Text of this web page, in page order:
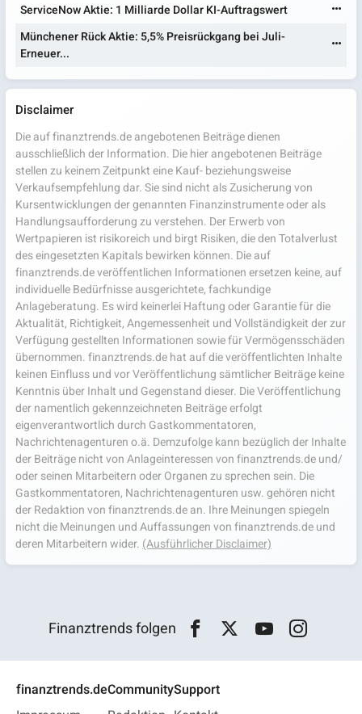
ServiceNow Aktie: 1 Milliarde Dollar KI-Auftragswert
Münchener Rück Aktie: 5,5% Preisrückgang bei Juli-
Erneuer...
Disclaimer
Die auf finanztrends.de angebotenen Beiträge dienen
ausschließlich der Information. Die hier angebotenen Beiträge
stellen zu keinem Zeitpunkt eine Kauf- beziehungsweise
Verkaufsempfehlung dar. Sie sind nicht als Zusicherung von
Kursentwicklungen der genannten Finanzinstrumente oder als
Handlungsaufforderung zu verstehen. Der Erwerb von
Wertpapieren ist risikoreich und birgt Risiken, die den Totalverlust
des eingesetzten Kapitals bewirken können. Die auf
finanztrends.de veröffentlichen Informationen ersetzen keine, auf
individuelle Bedürfnisse ausgerichtete, fachkundige
Anlageberatung. Es wird keinerlei Haftung oder Garantie für die
Aktualität, Richtigkeit, Angemessenheit und Vollständigkeit der zur
Verfügung gestellten Informationen sowie für Vermögensschäden
übernommen. finanztrends.de hat auf die veröffentlichten Inhalte
keinen Einfluss und vor Veröffentlichung sämtlicher Beiträge keine
Kenntnis über Inhalt und Gegenstand dieser. Die Veröffentlichung
der namentlich gekennzeichneten Beiträge erfolgt
eigenverantwortlich durch Gastkommentatoren,
Nachrichtenagenturen o.ä. Demzufolge kann bezüglich der Inhalte
der Beiträge nicht von Anlageinteressen von finanztrends.de und/
oder seinen Mitarbeitern oder Organen zu sprechen sein. Die
Gastkommentatoren, Nachrichtenagenturen usw. gehören nicht
der Redaktion von finanztrends.de an. Ihre Meinungen spiegeln
nicht die Meinungen und Auffassungen von finanztrends.de und
deren Mitarbeitern wider. (Ausführlicher Disclaimer)
Finanztrends folgen
finanztrends.deCommunitySupport